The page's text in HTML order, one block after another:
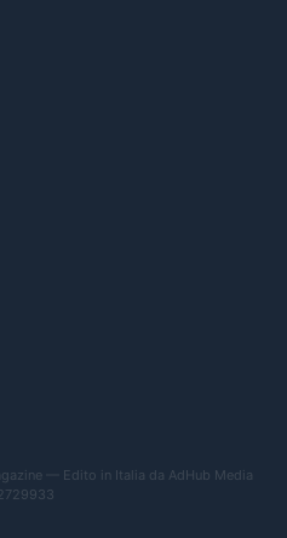
— Edito in Italia da AdHub Media